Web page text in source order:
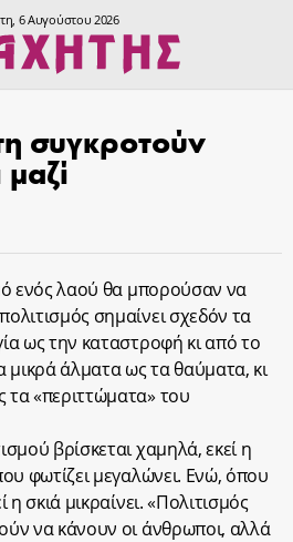
6 Αυγούστου 2026
συγκροτούν
ενός λαού θα μπορούσαν να
σημαίνει σχεδόν τα
ως την καταστροφή κι από το
άλματα ως τα θαύματα, κι
«περιττώματα» του
βρίσκεται χαμηλά, εκεί η
φωτίζει μεγαλώνει. Ενώ, όπου
η σκιά μικραίνει. «Πολιτισμός
να κάνουν οι άνθρωποι, αλλά